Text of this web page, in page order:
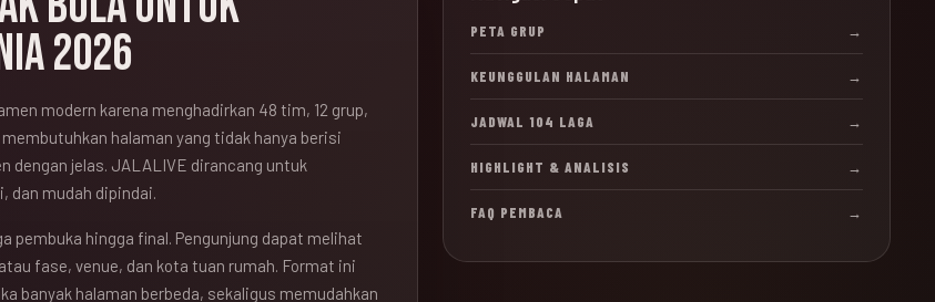
2026
modern karena menghadirkan 48 tim, 12 grup,
halaman yang tidak hanya berisi
dengan jelas. JALALIVE dirancang untuk
dan mudah dipindai.
pembuka hingga final. Pengunjung dapat melihat
fase, venue, dan kota tuan rumah. Format ini
banyak halaman berbeda, sekaligus memudahkan
PETA GRUP →
KEUNGGULAN HALAMAN →
JADWAL 104 LAGA →
HIGHLIGHT & ANALISIS →
FAQ PEMBACA →